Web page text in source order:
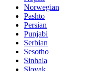
Norwegian
Pashto
Persian
Punjabi
Serbian
Sesotho
Sinhala